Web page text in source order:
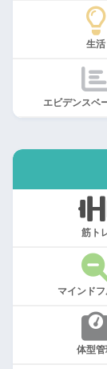
生活
エビデンスベ
筋ト
マインド
体型